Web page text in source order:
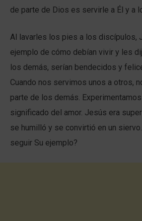
de parte de Dios es servirle a Él y a
Al lavarles los pies a los discípulos,
ejemplo de cómo debían vivir y les
los demás, serían bendecidos y
Cuando nos servimos unos a otros,
parte de los demás.
significado del amor. Jesús era
se humilló y se convirtió en un
seguir Su ejemplo?